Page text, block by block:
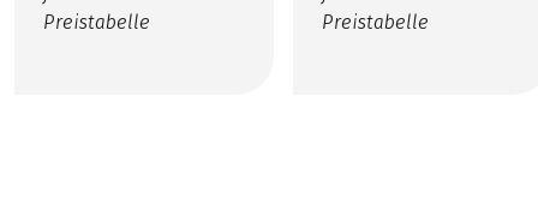
Preistabelle
Preistabelle